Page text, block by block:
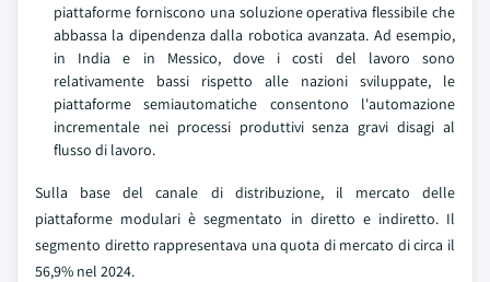
piattaforme forniscono una soluzione operativa flessibile che
abbassa la dipendenza dalla robotica avanzata. Ad esempio,
in India e in Messico, dove i costi del lavoro sono
relativamente bassi rispetto alle nazioni sviluppate, le
piattaforme semiautomatiche consentono l'automazione
incrementale nei processi produttivi senza gravi disagi al
flusso di lavoro.
Sulla base del canale di distribuzione, il mercato delle
piattaforme modulari è segmentato in diretto e indiretto. Il
segmento diretto rappresentava una quota di mercato di circa il
56,9% nel 2024.